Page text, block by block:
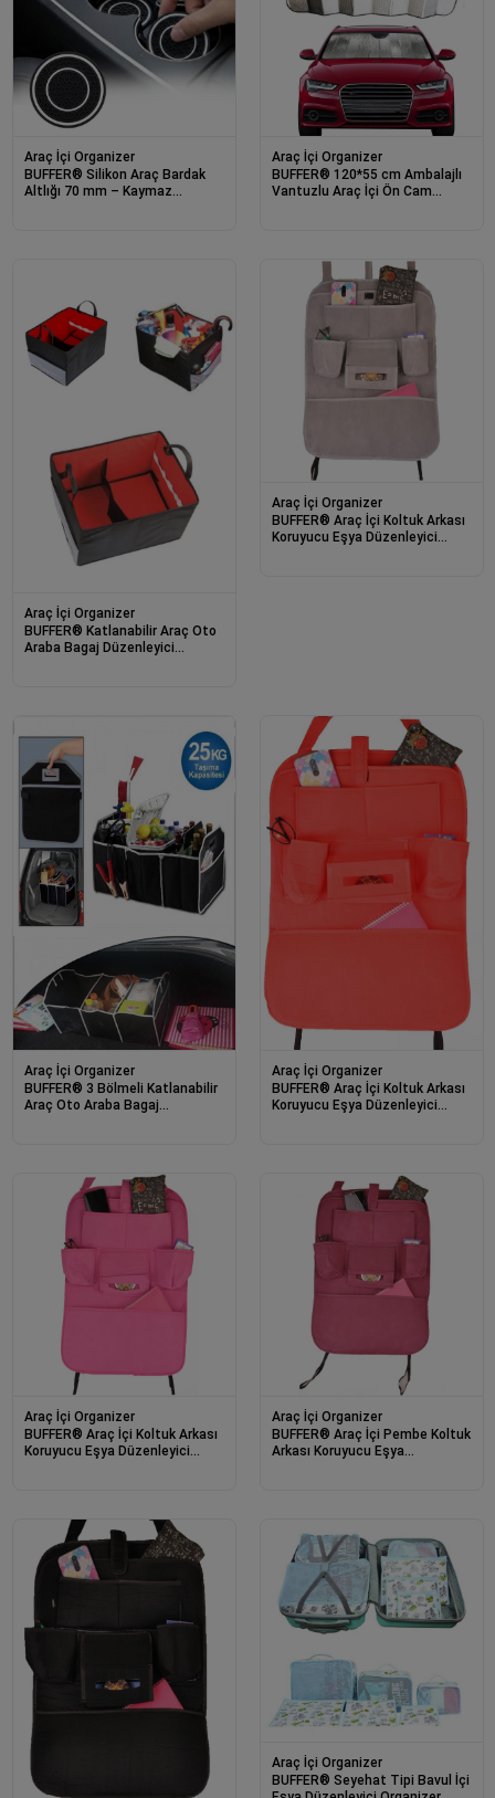
Araç İçi Organizer
BUFFER® Silikon Araç Bardak
Altlığı 70 mm – Kaymaz
Araç İçi Organizer
BUFFER® 120*55 cm Ambalajlı
Vantuzlu Araç İçi Ön Cam
Araç İçi Organizer
BUFFER® Katlanabilir Araç Oto
Araba Bagaj Düzenleyici
Araç İçi Organizer
BUFFER® Araç İçi Koltuk Arkası
Koruyucu Eşya Düzenleyici
Araç İçi Organizer
BUFFER® 3 Bölmeli Katlanabilir
Araç Oto Araba Bagaj
Araç İçi Organizer
BUFFER® Araç İçi Koltuk Arkası
Koruyucu Eşya Düzenleyici
Araç İçi Organizer
BUFFER® Araç İçi Koltuk Arkası
Koruyucu Eşya Düzenleyici
Araç İçi Organizer
BUFFER® Araç İçi Pembe Koltuk
Arkası Koruyucu Eşya
Araç İçi Organizer
BUFFER® Seyehat Tipi Bavul İçi